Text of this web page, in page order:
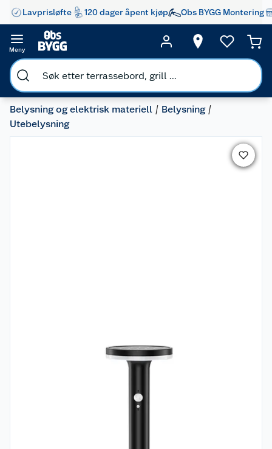
Lavprisløfte 120 dager åpent kjøp Obs BYGG Montering
Meny
Belysning og elektrisk materiell
Belysning
Utebelysning